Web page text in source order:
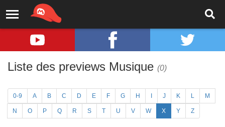
Liste des previews Musique (0)
0-9 A B C D E F G H J K L M
N O P Q R S T U V W X Y Z